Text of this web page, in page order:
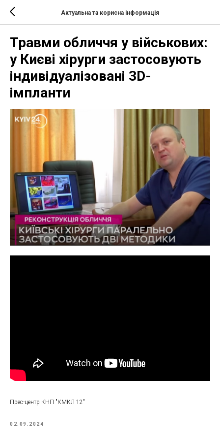
Актуальна та корисна інформація
Травми обличчя у військових:
у Києві хірурги застосовують
індивідуалізовані 3D-
імпланти
Прес-центр КНП "КМКЛ 12"
02.09.2024